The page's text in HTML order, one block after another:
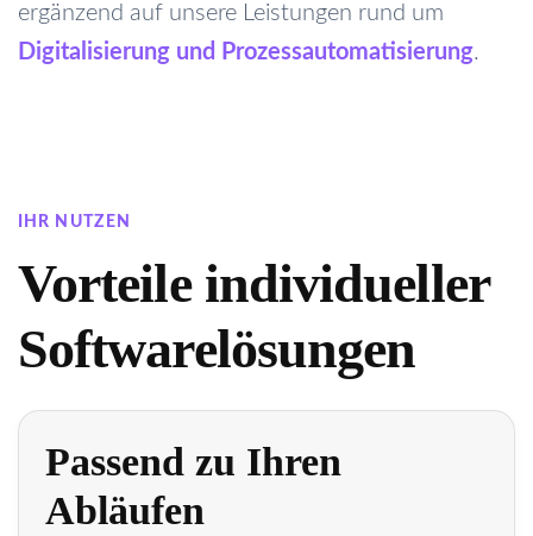
ergänzend auf unsere Leistungen rund um
Digitalisierung und Prozessautomatisierung.
IHR NUTZEN
Vorteile individueller
Softwarelösungen
Passend zu Ihren
Abläufen